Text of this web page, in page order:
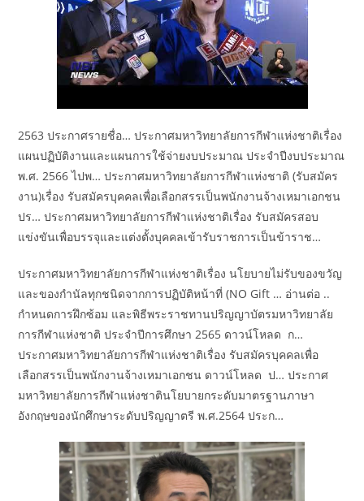
2563 ประกาศรายชื่อ… ประกาศมหาวิทยาลัยการกีฬาแห่งชาติเรื่อง
แผนปฏิบัติงานและแผนการใช้จ่ายงบประมาณ ประจำปีงบประมาณ
พ.ศ. 2566 ไปพ… ประกาศมหาวิทยาลัยการกีฬาแห่งชาติ (รับสมัคร
งาน)เรื่อง รับสมัครบุคคลเพื่อเลือกสรรเป็นพนักงานจ้างเหมาเอกชน
ปร… ประกาศมหาวิทยาลัยการกีฬาแห่งชาติเรื่อง รับสมัครสอบ
แข่งขันเพื่อบรรจุและแต่งตั้งบุคคลเข้ารับราชการเป็นข้าราช…
ประกาศมหาวิทยาลัยการกีฬาแห่งชาติเรื่อง นโยบายไม่รับของขวัญ
และของกำนัลทุกชนิดจากการปฏิบัติหน้าที่ (NO Gift … อ่านต่อ ..
กำหนดการฝึกซ้อม และพิธีพระราชทานปริญญาบัตรมหาวิทยาลัย
การกีฬาแห่งชาติ ประจำปีการศึกษา 2565 ดาวน์โหลด ก…
ประกาศมหาวิทยาลัยการกีฬาแห่งชาติเรื่อง รับสมัครบุคคลเพื่อ
เลือกสรรเป็นพนักงานจ้างเหมาเอกชน ดาวน์โหลด ป… ประกาศ
มหาวิทยาลัยการกีฬาแห่งชาตินโยบายกระดับมาตรฐานภาษา
อังกฤษของนักศึกษาระดับปริญญาตรี พ.ศ.2564 ประก…